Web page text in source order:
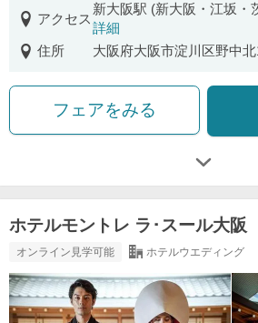
アクセス
新大阪駅 (新大阪・江坂・
詳細
住所
大阪府大阪市淀川区野中
フェアをみる
ホテルモントレ ラ･スール大阪
オンライン見学可能 ホテルウエディング